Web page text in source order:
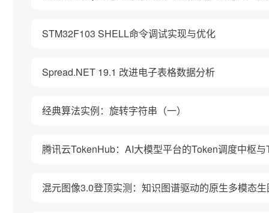
STM32F103 SHELL命令调试实现与优化
Spread.NET 19.1 改进电子表格数据分析
经典算法实例：旋转字符串（一）
腾讯云TokenHub：AI大模型平台的Token调度中枢
混元图像3.0登顶实测：知识图谱驱动的原生多模态